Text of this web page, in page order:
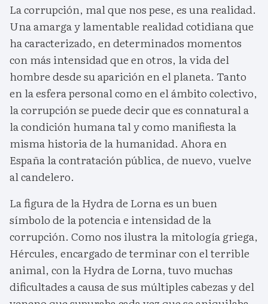
La corrupción, mal que nos pese, es una realidad.
Una amarga y lamentable realidad cotidiana que
ha caracterizado, en determinados momentos
con más intensidad que en otros, la vida del
hombre desde su aparición en el planeta. Tanto
en la esfera personal como en el ámbito colectivo,
la corrupción se puede decir que es connatural a
la condición humana tal y como manifiesta la
misma historia de la humanidad. Ahora en
España la contratación pública, de nuevo, vuelve
al candelero.
La figura de la Hydra de Lorna es un buen
símbolo de la potencia e intensidad de la
corrupción. Como nos ilustra la mitología griega,
Hércules, encargado de terminar con el terrible
animal, con la Hydra de Lorna, tuvo muchas
dificultades a causa de sus múltiples cabezas y del